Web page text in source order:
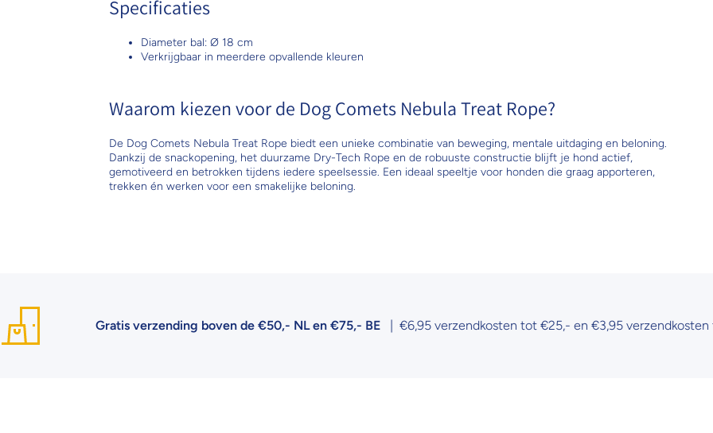
Specificaties
Diameter bal: Ø 18 cm
Verkrijgbaar in meerdere opvallende kleuren
Waarom kiezen voor de Dog Comets Nebula Treat Rope?
De Dog Comets Nebula Treat Rope biedt een unieke combinatie van beweging, mentale uitdaging en beloning.
Dankzij de snackopening, het duurzame Dry-Tech Rope en de robuuste constructie blijft je hond actief,
gemotiveerd en betrokken tijdens iedere speelsessie. Een ideaal speeltje voor honden die graag apporteren,
trekken én werken voor een smakelijke beloning.
Gratis verzending boven de €50,- NL en €75,- BE| €6,95 verzendkosten tot €25,- en €3,95 verzendkosten tot €50,-